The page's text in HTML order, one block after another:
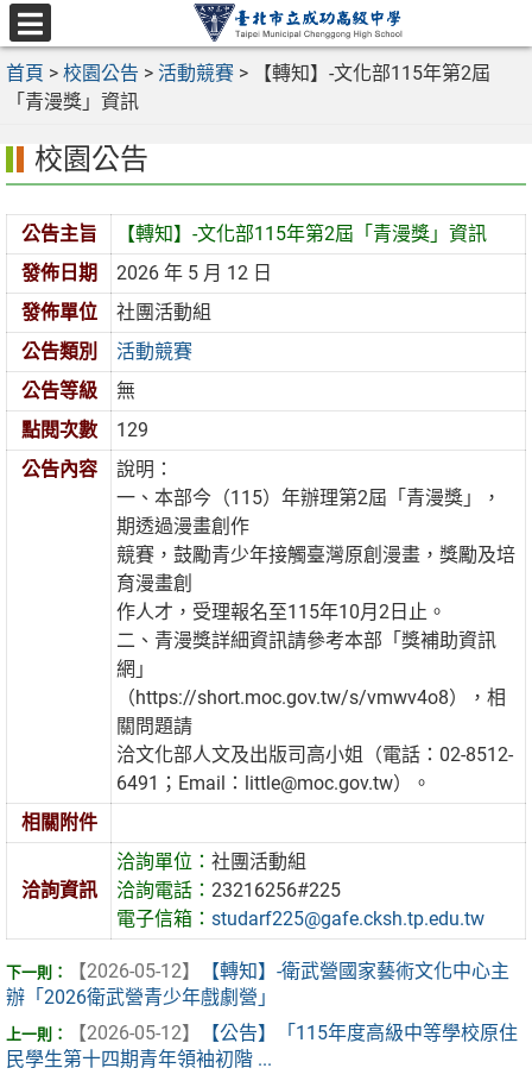
跳
至
主
區
選
單
首頁 > 校園公告 > 活動競賽 >
【轉知】-文化部115年第2屆
「青漫獎」資訊
校園公告
公告主旨
【轉知】-文化部115年第2屆「青漫獎」資訊
發佈日期
2026 年 5 月 12 日
發佈單位
社團活動組
公告類別
活動競賽
公告等級
無
點閱次數
129
公告內容
說明：
一、本部今（115）年辦理第2屆「青漫獎」，
期透過漫畫創作
競賽，鼓勵青少年接觸臺灣原創漫畫，獎勵及培
育漫畫創
作人才，受理報名至115年10月2日止。
二、青漫獎詳細資訊請參考本部「獎補助資訊
網」
（https://short.moc.gov.tw/s/vmwv4o8），相
關問題請
洽文化部人文及出版司高小姐（電話：02-8512-
6491；Email：little@moc.gov.tw）。
相關附件
洽詢資訊
洽詢單位：社團活動組
洽詢電話：23216256#225
電子信箱：studarf225@gafe.cksh.tp.edu.tw
【2026-05-12】
【轉知】-衛武營國家藝術文化中心主
辦「2026衛武營青少年戲劇營」
【2026-05-12】
【公告】「115年度高級中等學校原住
民學生第十四期青年領袖初階 ...